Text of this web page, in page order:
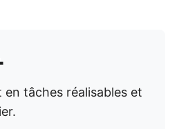
tâches réalisables et